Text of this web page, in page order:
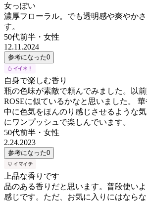
女っぽい
濃厚フローラル。でも透明感や爽やか
す。
50代前半 ・ 女性
12.11.2024
参考になった0
自身で楽しむ香り
瓶の色味が素敵で頼んでみました。以
ROSEに似ているかなと思いました。
中に色気をほんのり感じさせるような
にワンプッシュで楽しんでいます。
50代前半 ・ 女性
2.24.2023
参考になった0
上品な香りです
品のある香りだと思います。普段使い
感じです。ただ、お気に入りにはならな